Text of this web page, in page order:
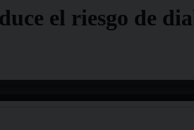
el riesgo de